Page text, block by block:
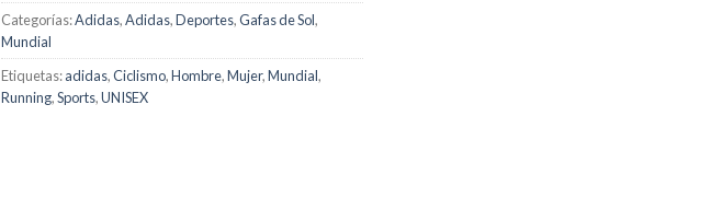
Categorías:Adidas,Adidas,Deportes,Gafas de Sol,
Mundial
Etiquetas:adidas,Ciclismo,Hombre,Mujer,Mundial,
Running,Sports,UNISEX